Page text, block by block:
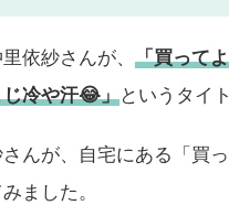
依紗さんが、 「買って
冷や汗😂」というタイ
んが、自宅にある「買
ました。